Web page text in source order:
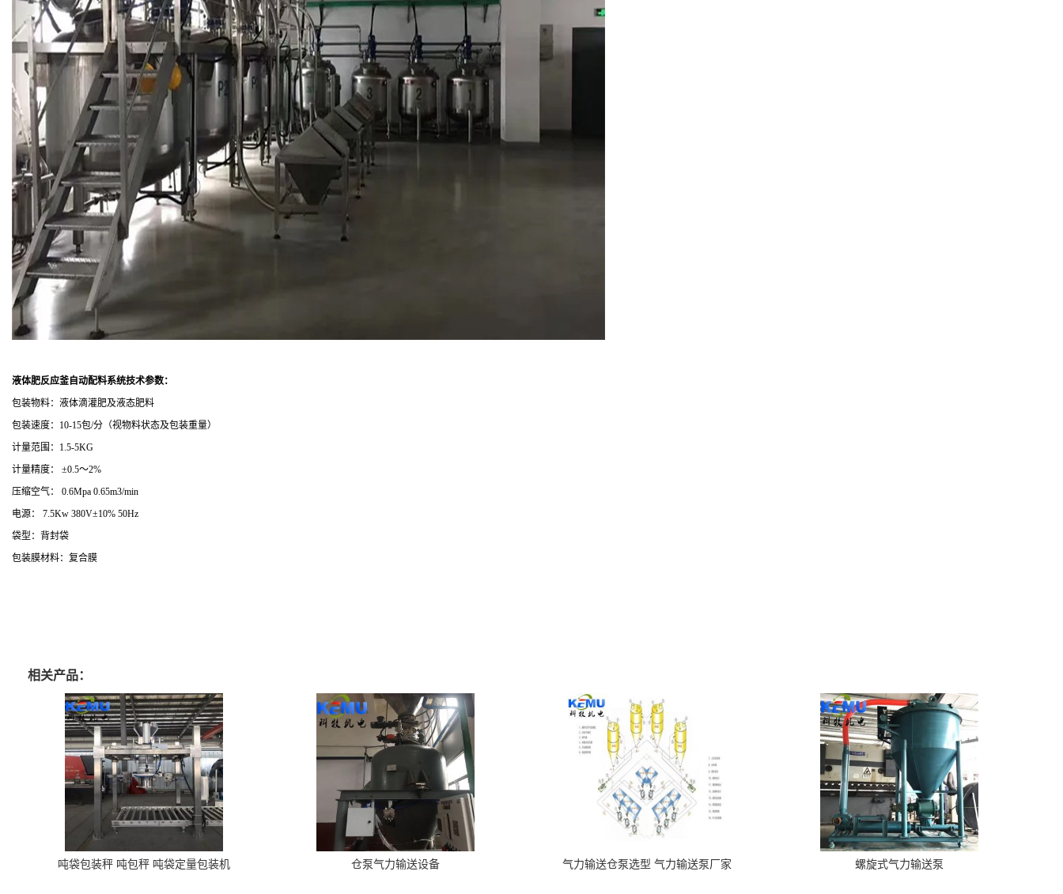
液体肥反应釜自动配料系统技术参数：
包装物料：液体滴灌肥及液态肥料
包装速度：10-15包/分（视物料状态及包装重量）
计量范围：1.5-5KG
计量精度： ±0.5～2%
压缩空气： 0.6Mpa 0.65m3/min
电源： 7.5Kw 380V±10% 50Hz
袋型：背封袋
包装膜材料：复合膜
相关产品：
吨袋包装秤 吨包秤 吨袋定量包装机 仓泵气力输送设备 气力输送仓泵选型 气力输送泵厂家 螺旋式气力输送泵